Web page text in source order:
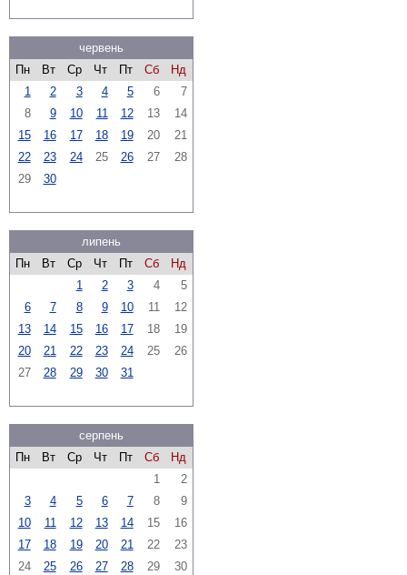
червень
Пн
Вт Ср Чт Пт Сб
Нд
1
2 3 4 5 6
7
8
9 10 11 12 13
14
15
16 17 18 19 20
21
22
23 24 25 26 27
28
29
30
липень
Пн
Вт Ср Чт Пт Сб
Нд
1
2 3 4
5
6
7 8 9 10 11
12
13
14 15 16 17 18
19
20
21 22 23 24 25
26
27
28 29 30 31
серпень
Пн
Вт Ср Чт Пт Сб
Нд
1
2
3
4 5 6 7 8
9
10
11 12 13 14 15
16
17
18 19 20 21 22
23
24
25 26 27 28 29 30